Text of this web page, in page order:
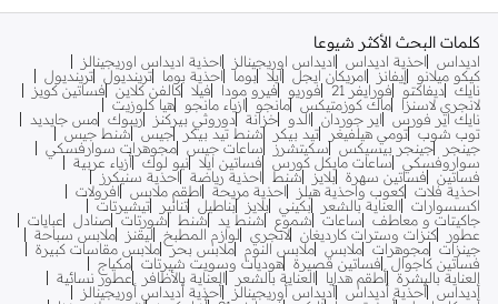
كلمات البحث الأكثر شيوعا
اديداس احذية اديداس اديداس اوريجينالز
احذية اديداس اوريجينالز
كيكو ميلانو
إيفانز امريكان ايجل ايلا بوما احذية بوما ترينديول ترينديول
نايك ديفاكتو فورايفر 21 فوريو فيرو مودا فيلا كالفن كلاين فساتين كويز
لانجري لاسنزا
ماك كوزمتيكس مانجو ازياء مانجو
هيا كلوزيت
نايك اير فورس
اير جوردان الدو خزانة دوروثي بيركنز ريبوك مس جايديد
توب شوب تومي هيلفيغر تيد بيكر شنط تيد بيكر جيس
شنط جيس
جينجر
جينجر بيسيكس سكيتشرز ساعات جيس مجوهرات سوارفسكي
سواروفسكي
ساعات مايكل كورس فساتين ايلا نيو لوك أزياء عربية
فساتين
فساتين سهرة بلايز شنط احذية رياضة
احذية سنيكرز
احذية فلات كعوب واحذية هيلز احذية مريحة اطقم ملابس
افرولات
اكسسوارات
العناية بالشعر بكيني بلايز بناطيل تنانير
تيشيرتات
جاكيتات و معاطف
ساعات شموع شنط يد شنط شورتات صنادل
عبايات
عطور
كنزات وسترات كارديغان لانجري لوازم المطبخ ليقنز
ملابس سباحة
جينزات مجوهرات ملابس ملابس النوم ملابس بحر ملابس مقاسات كبيرة
فساتين كاجوال
فساتين قصيرة هوديات وسويت شيرتات مكياج
العناية بالبشرة أطقم هدايا العناية بالشعر العناية بالأظافر
عطور نسائية
أديداس أحذية أديداس أديداس أوريجينالز
أحذية أديداس أوريجينالز